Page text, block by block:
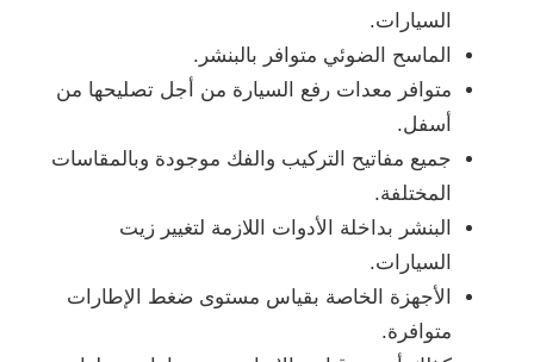
السيارات.
الماسح الضوئي متوافر بالبنشر.
متوافر معدات رفع السيارة من أجل تصليحها من
أسفل.
جميع مفاتيح التركيب والفك موجودة وبالمقاسات
المختلفة.
البنشر بداخلة الأدوات اللازمة لتغيير زيت
السيارات.
الأجهزة الخاصة بقياس مستوى ضغط الإطارات
متوافرة.